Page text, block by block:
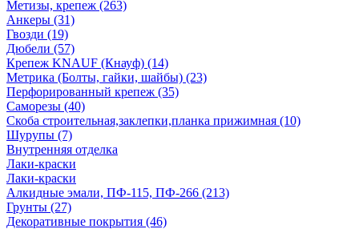
Метизы, крепеж (263)
Анкеры (31)
Гвозди (19)
Дюбели (57)
Крепеж KNAUF (Кнауф) (14)
Метрика (Болты, гайки, шайбы) (23)
Перфорированный крепеж (35)
Саморезы (40)
Скоба строительная,заклепки,планка прижимная (10)
Шурупы (7)
Внутренняя отделка
Лаки-краски
Лаки-краски
Алкидные эмали, ПФ-115, ПФ-266 (213)
Грунты (27)
Декоративные покрытия (46)